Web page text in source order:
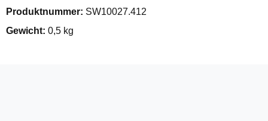
Produktnummer: SW10027.412
Gewicht: 0,5 kg